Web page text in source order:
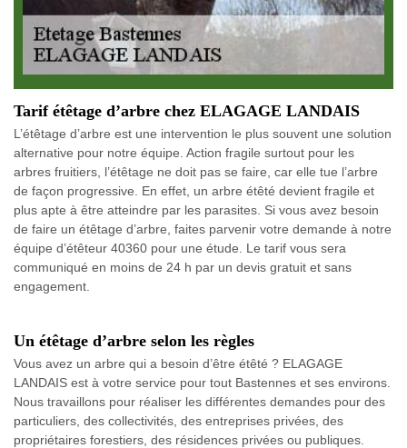
Tarif étêtage d’arbre chez ELAGAGE LANDAIS
L’étêtage d’arbre est une intervention le plus souvent une solution
alternative pour notre équipe. Action fragile surtout pour les
arbres fruitiers, l’étêtage ne doit pas se faire, car elle tue l’arbre
de façon progressive. En effet, un arbre étêté devient fragile et
plus apte à être atteindre par les parasites. Si vous avez besoin
de faire un étêtage d’arbre, faites parvenir votre demande à notre
équipe d’étêteur 40360 pour une étude. Le tarif vous sera
communiqué en moins de 24 h par un devis gratuit et sans
engagement.
Un étêtage d’arbre selon les règles
Vous avez un arbre qui a besoin d’être étêté ? ELAGAGE
LANDAIS est à votre service pour tout Bastennes et ses environs.
Nous travaillons pour réaliser les différentes demandes pour des
particuliers, des collectivités, des entreprises privées, des
propriétaires forestiers, des résidences privées ou publiques.